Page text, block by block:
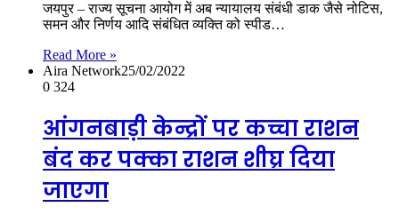
जयपुर – राज्य सूचना आयोग में अब न्यायालय संबंधी डाक जैसे नोटिस,
समन और निर्णय आदि संबंधित व्यक्ति को स्पीड…
Read More »
Aira Network25/02/2022
0 324
आंगनबाड़ी केन्द्रों पर कच्चा राशन
बंद कर पक्का राशन शीघ्र दिया
जाएगा